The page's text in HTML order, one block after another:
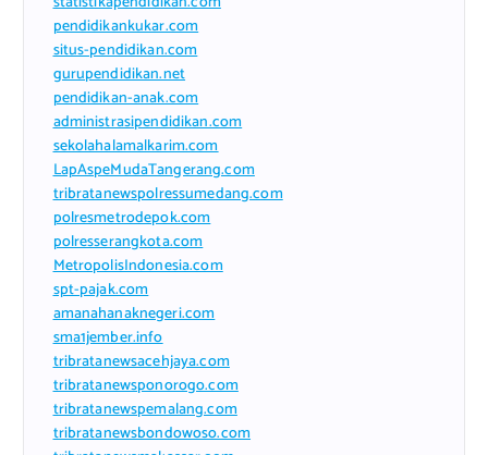
pendidikankukar.com
situs-pendidikan.com
gurupendidikan.net
pendidikan-anak.com
administrasipendidikan.com
sekolahalamalkarim.com
LapAspeMudaTangerang.com
tribratanewspolressumedang.com
polresmetrodepok.com
polresserangkota.com
MetropolisIndonesia.com
spt-pajak.com
amanahanaknegeri.com
sma1jember.info
tribratanewsacehjaya.com
tribratanewsponorogo.com
tribratanewspemalang.com
tribratanewsbondowoso.com